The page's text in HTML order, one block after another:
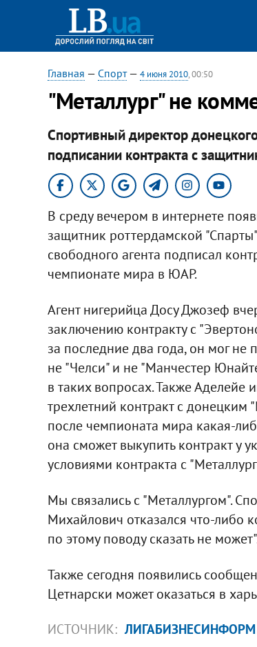
Главная — Спорт— 4 июня 2010, 00:50
"Металлург" не
Спортивный директор
подписании контракта с
В среду вечером в интернете
защитник роттердамской
свободного агента подписал
чемпионате мира в ЮАР.
Агент нигерийца Досу Джозеф
заключению контракту с
за последние два года, он мог не
не "Челси" и не "Манчестер
в таких вопросах. Также Аделейе
трехлетний контракт с донецким
после чемпионата мира какая-
она сможет выкупить контракт у
условиями контракта с
Мы связались с "Металлургом".
Михайлович отказался что-либо
по этому поводу сказать не
Также сегодня появились
Цетнарски может оказаться в
ИСТОЧНИК: ЛИГАБИЗНЕСИНФОРМ